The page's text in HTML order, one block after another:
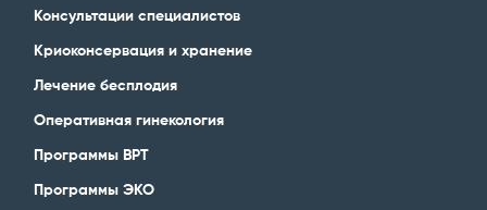
Консультации специалистов
Криоконсервация и хранение
Лечение бесплодия
Оперативная гинекология
Программы ВРТ
Программы ЭКО